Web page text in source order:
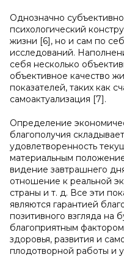
Однозначно
психологический
жизни [6], но и сам по
исследований.
себя несколько
объективное качество
показателей, таких как
самоактуализация [7].
Определение
благополучия
удовлетворенность
материальным
видение завтрашнего
отношение к реальной
страны и т. д. Все эти
являются гарантией
позитивного взгляда на
благоприятным
здоровья, развития и
плодотворной работы и